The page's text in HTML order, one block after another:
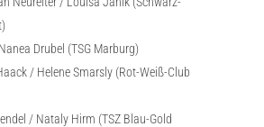
Drubel (TSG Marburg)
/ Helene Smarsly (Rot-Weiß-Club
/ Nataly Hirm (TSZ Blau-Gold